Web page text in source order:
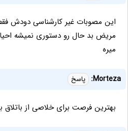
این مصوبات غیر کارشناسی دودش
مریض بد حال رو دستوری نمیشه
میره
Morteza: پاسخ
بهترین فرصت برای خلاصی از